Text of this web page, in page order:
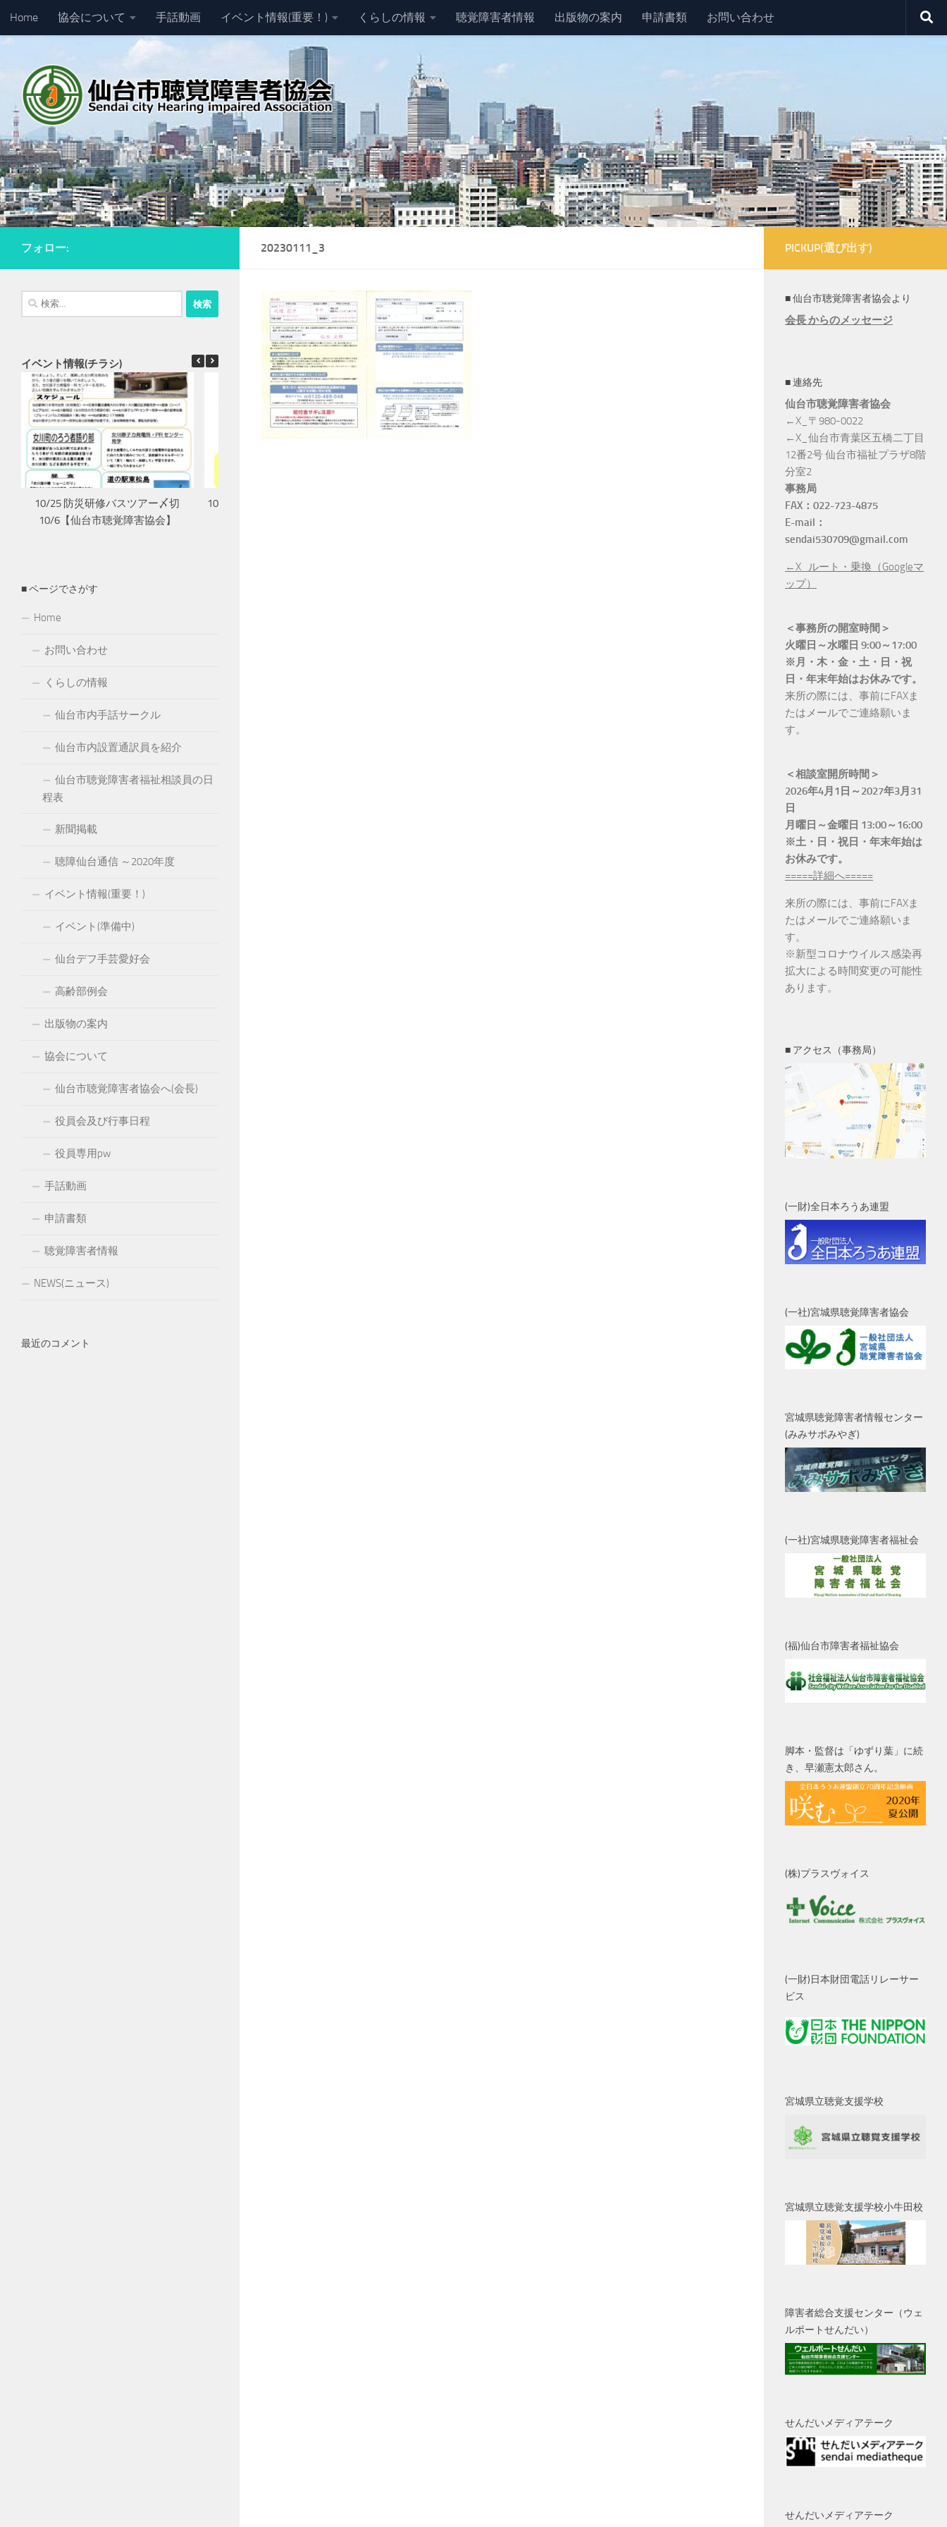
コンテンツへスキップ
Home 協会について 手話動画 イベント情報(重要！) くらしの情報 聴覚障害者情報 出版物の案内 申請書類 お問い合わせ
20230111_3
フォロー:
検
索:
イベント情報(チラシ)
10/25 防災研修バスツアー〆切
10/6【仙台市聴覚障害協会】
10/16 長寿を祝う会【仙台市聴覚障
9/12 手話翻訳AIアプリ 〆切9/5【仙
台市聴覚障害協会】
■ ページでさがす
Home
お問い合わせ
くらしの情報
仙台市内手話サークル
仙台市内設置通訳員を紹介
仙台市聴覚障害者福祉相談員の日
程表
新聞掲載
聴障仙台通信 ～2020年度
イベント情報(重要！)
イベント(準備中)
仙台デフ手芸愛好会
高齢部例会
出版物の案内
協会について
仙台市聴覚障害者協会へ(会長)
役員会及び行事日程
役員専用pw
手話動画
申請書類
聴覚障害者情報
NEWS(ニュース)
最近のコメント
PICKUP(選び出す)
■ 仙台市聴覚障害者協会より
会長 からのメッセージ
■ 連絡先
仙台市聴覚障害者協会
←X_〒980-0022
←X_仙台市青葉区五橋二丁目
12番2号 仙台市福祉プラザ8階
分室2
事務局
FAX：022-723-4875
E-mail：
sendai530709@gmail.com
←X_ルート・乗換（Googleマ
ップ）
＜事務所の開室時間＞
火曜日～水曜日 9:00～17:00
※月・木・金・土・日・祝
日・年末年始はお休みです。
来所の際には、事前にFAXま
たはメールでご連絡願いま
す。
＜相談室開所時間＞
2026年4月1日～2027年3月31
日
月曜日～金曜日 13:00～16:00
※土・日・祝日・年末年始は
お休みです。
=====詳細へ=====
来所の際には、事前にFAXま
たはメールでご連絡願いま
す。
※新型コロナウイルス感染再
拡大による時間変更の可能性
あります。
■ アクセス（事務局）
(一財)全日本ろうあ連盟
(一社)宮城県聴覚障害者協会
宮城県聴覚障害者情報センター
(みみサポみやぎ)
(一社)宮城県聴覚障害者福祉会
(福)仙台市障害者福祉協会
脚本・監督は「ゆずり葉」に続
き、早瀬憲太郎さん。
(株)プラスヴォイス
(一財)日本財団電話リレーサー
ビス
宮城県立聴覚支援学校
宮城県立聴覚支援学校小牛田校
障害者総合支援センター（ウェ
ルポートせんだい）
せんだいメディアテーク
せんだいメディアテーク